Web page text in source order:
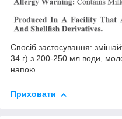
Спосіб застосування:
34 г) з 200-250 мл води,
напою.
Приховати